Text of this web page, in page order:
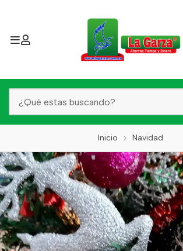
Inicio Navidad